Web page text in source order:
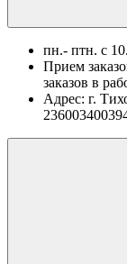
пн.- птн. c
Прием
заказов в
Адрес: г.